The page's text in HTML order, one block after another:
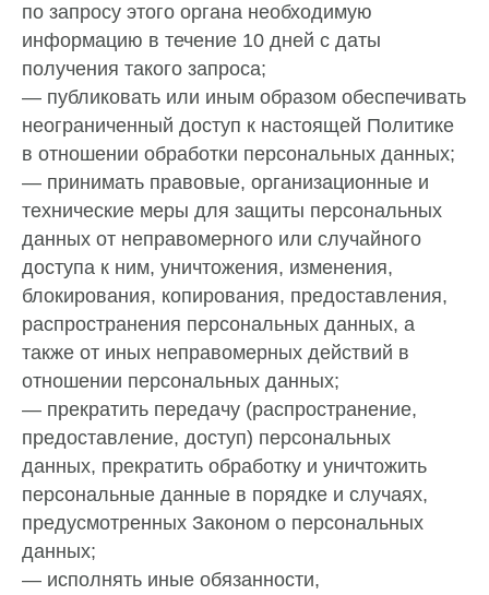
по запросу этого органа необходимую
информацию в течение 10 дней с даты
получения такого запроса;
— публиковать или иным образом обеспечивать
неограниченный доступ к настоящей Политике
в отношении обработки персональных данных;
— принимать правовые, организационные и
технические меры для защиты персональных
данных от неправомерного или случайного
доступа к ним, уничтожения, изменения,
блокирования, копирования, предоставления,
распространения персональных данных, а
также от иных неправомерных действий в
отношении персональных данных;
— прекратить передачу (распространение,
предоставление, доступ) персональных
данных, прекратить обработку и уничтожить
персональные данные в порядке и случаях,
предусмотренных Законом о персональных
данных;
— исполнять иные обязанности,